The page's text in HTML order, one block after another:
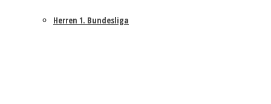
Herren 1. Bundesliga